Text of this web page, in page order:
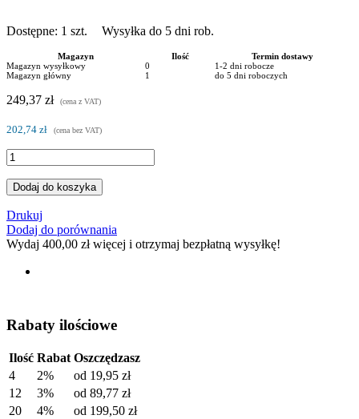
Dostępne: 1 szt. Wysyłka do 5 dni rob.
Magazyn Ilość
Termin dostawy
Magazyn wysyłkowy
0
1-2 dni robocze
Magazyn główny
1 do 5 dni roboczych
249,37 zł (cena z VAT)
202,74 zł (cena bez VAT)
Dodaj do koszyka
Drukuj
Dodaj do porównania
Wydaj 400,00 złwięcej i otrzymaj bezpłatną wysyłkę!
Rabaty ilościowe
Ilość Rabat Oszczędzasz
4
2% od 19,95 zł
12
3% od 89,77 zł
20
4% od 199,50 zł